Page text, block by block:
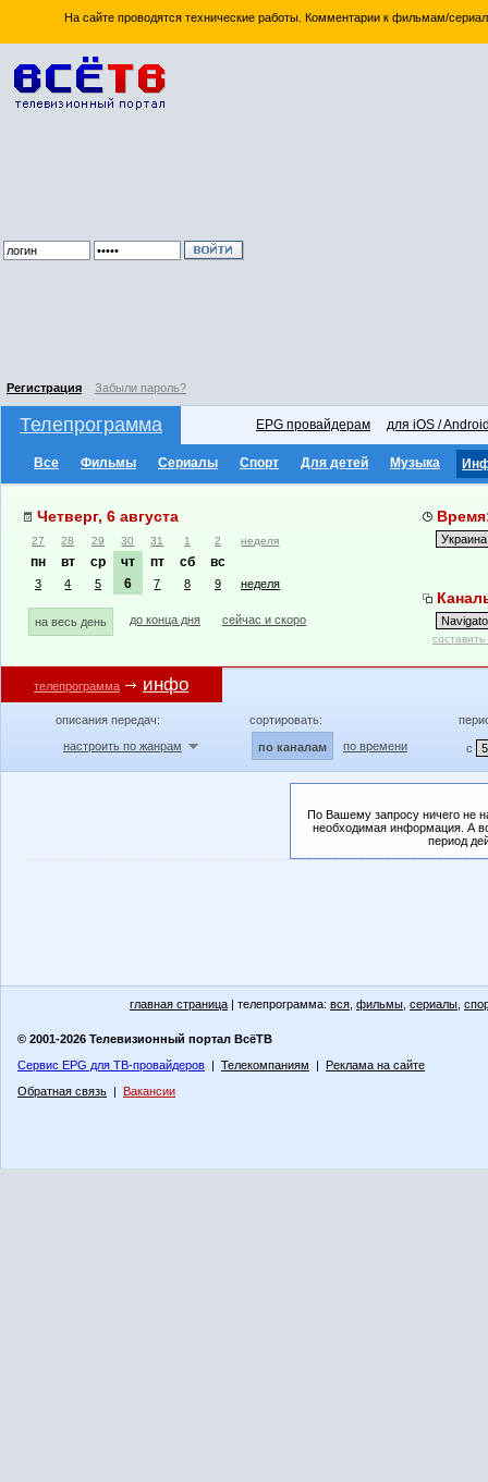
На сайте проводятся технические работы. Комментарии к фильмам/
Регистрация Забыли пароль?
Телепрограмма EPG провайдерам для iOS /
Все Фильмы Сериалы Спорт Для детей Музыка
Четверг, 6 августа
27 28 29 30 31 1 2 неделя
пн вт ср чт пт сб вс
3 4 5 6 7 8 9 неделя
на весь день до конца дня сейчас и скоро
телепрограмма инфо
описания передач:
настроить по жанрам
сортировать:
по каналам по времени с
По Вашему запросу ничего не
необходимая информация. А
период
главная страница | телепрограмма: вся фильмы сериалы
© 2001-2026 Телевизионный портал ВсёТВ
Сервис EPG для ТВ-провайдеров | Телекомпаниям | Реклама на сайте
Обратная связь | Вакансии